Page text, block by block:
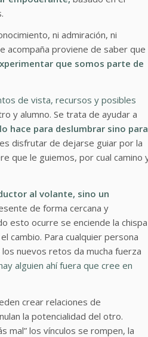
ni admiración, ni
acompaña proviene de saber que
que somos parte de
de vista, recursos y posibles
y alumno. Se trata de ayudar a
hace para deslumbrar sino para
disfrutar de dejarse guiar por la
que le guiemos, por cual camino
al volante, sino un
de forma cercana y
esto ocurre se enciende la chispa
cambio. Para cualquier persona
nuevos retos da mucha fuerza
alguien ahí fuera que cree en
crear relaciones de
la potencialidad del otro.
mal” los vínculos se rompen, la